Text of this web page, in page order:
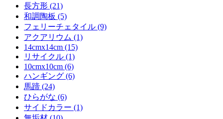
長方形 (21)
和調陶板 (5)
フェリーチェタイル (9)
アクアリウム (1)
14cmx14cm (15)
リサイクル (1)
10cmx10cm (6)
ハンギング (6)
馬蹄 (24)
ひらがな (6)
サイドカラー (1)